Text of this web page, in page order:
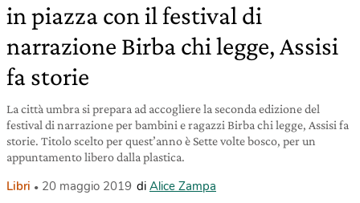
in piazza con il festival di
narrazione Birba chi legge, Assisi
fa storie
La città umbra si prepara ad accogliere la seconda edizione del
festival di narrazione per bambini e ragazzi Birba chi legge, Assisi fa
storie. Titolo scelto per quest’anno è Sette volte bosco, per un
appuntamento libero dalla plastica.
Libri 20 maggio 2019 di Alice Zampa